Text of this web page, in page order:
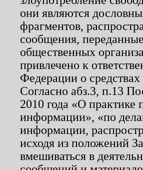
они являются
фрагментов,
сообщения,
общественных
привлечено к
Федерации о
Согласно абз.3, п.13
2010 года «О
информации», «по
информации,
исходя из положений
вмешиваться в